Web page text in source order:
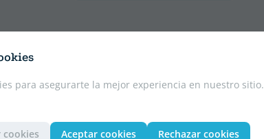
para asegurarte la mejor experiencia en nuestro sitio.
cookies Aceptar cookies Rechazar cookies